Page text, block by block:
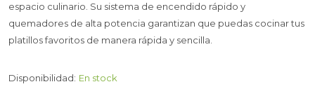
espacio culinario. Su sistema de encendido rápido y
quemadores de alta potencia garantizan que puedas cocinar tus
platillos favoritos de manera rápida y sencilla.
Disponibilidad: En stock